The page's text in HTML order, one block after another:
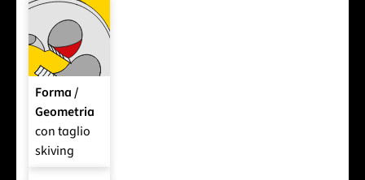
Forma /
Geometria
con taglio
skiving